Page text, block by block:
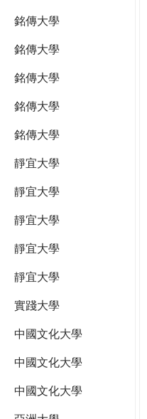
銘傳大學
銘傳大學
銘傳大學
銘傳大學
銘傳大學
靜宜大學
靜宜大學
靜宜大學
靜宜大學
靜宜大學
實踐大學
中國文化大學
中國文化大學
中國文化大學